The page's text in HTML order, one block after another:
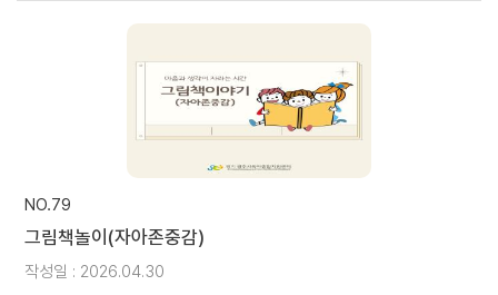
NO.79
그림책놀이(자아존중감)
작성일 : 2026.04.30